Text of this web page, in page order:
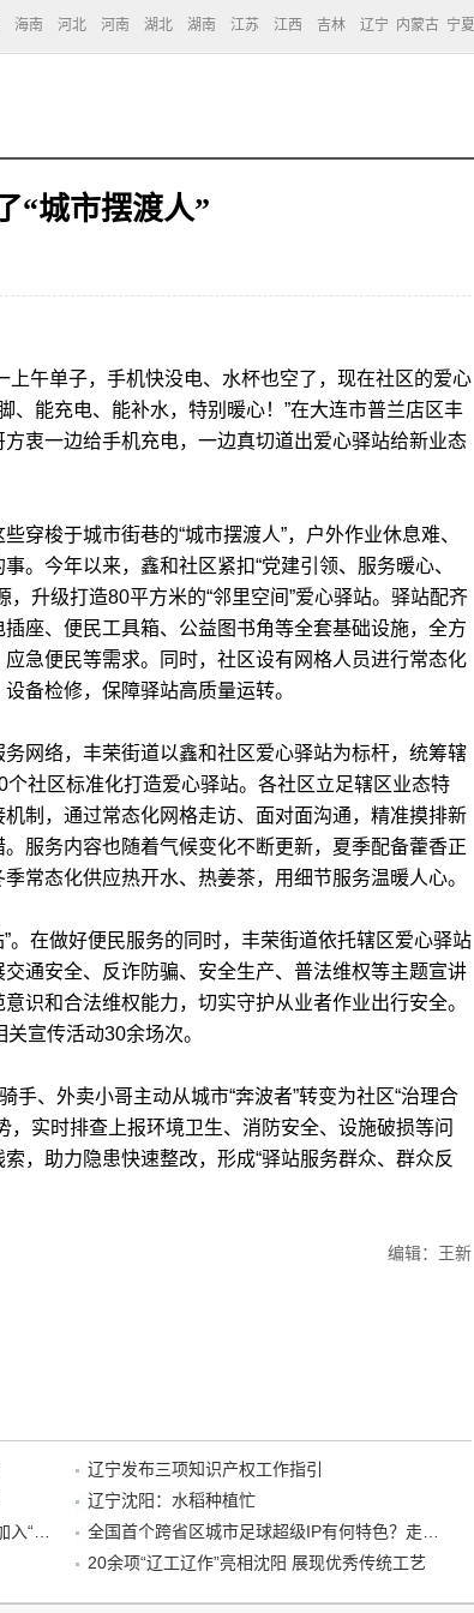
海南 河北 河南 湖北 湖南 江苏 江西 吉林 辽宁 内蒙古 宁夏
“城市摆渡人”
午单子，手机快没电、水杯也空了，现在社区的爱心
、能充电、能补水，特别暖心！”在大连市普兰店区丰
衷一边给手机充电，一边真切道出爱心驿站给新业态
梭于城市街巷的“城市摆渡人”，户外作业休息难、
。今年以来，鑫和社区紧扣“党建引领、服务暖心、
升级打造80平方米的“邻里空间”爱心驿站。驿站配齐
座、便民工具箱、公益图书角等全套基础设施，全方
急便民等需求。同时，社区设有网格人员进行常态化
备检修，保障驿站高质量运转。
络，丰荣街道以鑫和社区爱心驿站为标杆，统筹辖
社区标准化打造爱心驿站。各社区立足辖区业态特
制，通过常态化网格走访、面对面沟通，精准摸排新
服务内容也随着气候变化不断更新，夏季配备藿香正
常态化供应热开水、热姜茶，用细节服务温暖人心。
在做好便民服务的同时，丰荣街道依托辖区爱心驿站
通安全、反诈防骗、安全生产、普法维权等主题宣讲
识和合法维权能力，切实守护从业者作业出行安全。
宣传活动30余场次。
、外卖小哥主动从城市“奔波者”转变为社区“治理合
实时排查上报环境卫生、消防安全、设施破损等问
，助力隐患快速整改，形成“驿站服务群众、群众反
编辑：王新
辽宁发布三项知识产权工作指引
辽宁沈阳：水稻种植忙
20余项“辽工辽作”亮相沈阳 展现优秀传统工艺